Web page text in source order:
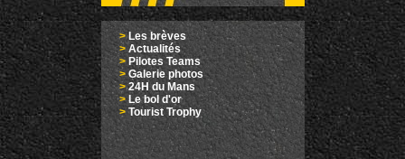
>Les brèves
> Actualités
> Pilotes Teams
>Galerie photos
>24H du Mans
>Le bol d'or
> Tourist Trophy